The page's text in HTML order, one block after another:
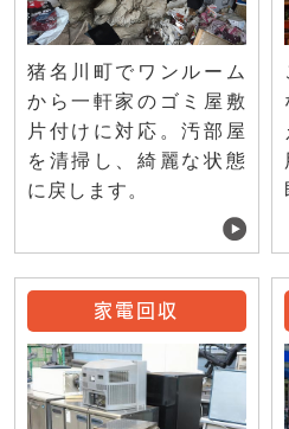
猪名川町でワンルーム
から一軒家のゴミ屋敷
片付けに対応。汚部屋
を清掃し、綺麗な状態
に戻します。
家電回収